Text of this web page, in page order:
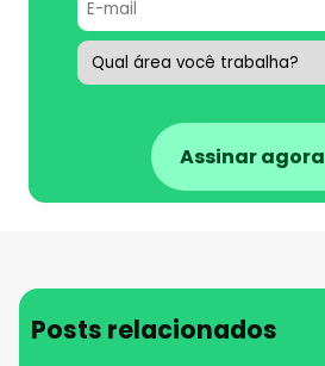
Assinar agora
Posts relacionados